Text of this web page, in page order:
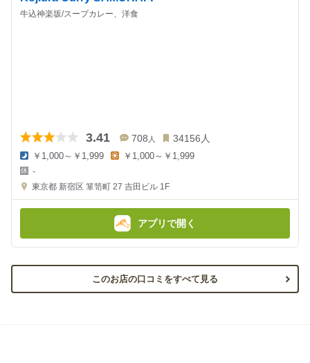
牛込神楽坂/スープカレー、洋食
3.41 708 人 34156 人
夜
の
金
￥1,000～￥1,999
金
￥1,000～￥1,999
-
東京都 新宿区 箪笥町 27 吉田ビル 1F
アプリで開く
このお店の口コミをすべて見る